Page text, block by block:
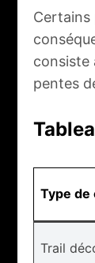
Certains
consiste
pentes
Type de
Trail